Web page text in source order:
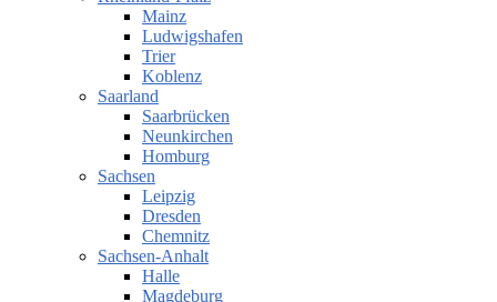
Mainz
Ludwigshafen
Trier
Koblenz
Saarland
Saarbrücken
Neunkirchen
Homburg
Sachsen
Leipzig
Dresden
Chemnitz
Sachsen-Anhalt
Halle
Magdeburg